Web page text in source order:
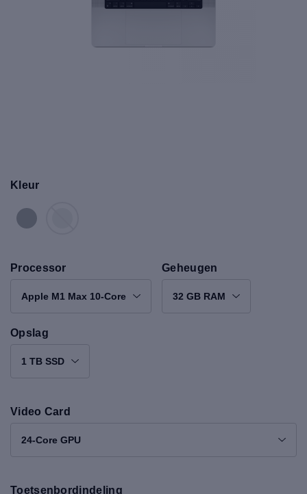
Kleur
Processor
Apple M1 Max 10-Core
Geheugen
32 GB RAM
Opslag
1 TB SSD
Video Card
24-Core GPU
Toetsenbordindeling